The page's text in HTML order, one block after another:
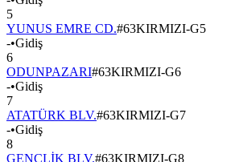
5
YUNUS EMRE CD.#63KIRMIZI-G5
-•Gidiş
6
ODUNPAZARI#63KIRMIZI-G6
-•Gidiş
7
ATATÜRK BLV.#63KIRMIZI-G7
-•Gidiş
8
GENÇLİK BLV.#63KIRMIZI-G8